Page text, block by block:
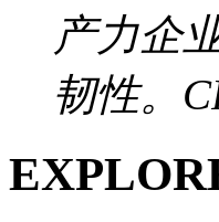
产力企
韧性。